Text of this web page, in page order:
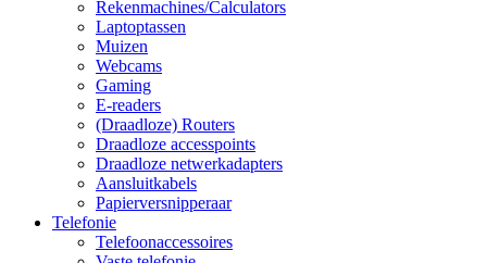
Rekenmachines/Calculators
Laptoptassen
Muizen
Webcams
Gaming
E-readers
(Draadloze) Routers
Draadloze accesspoints
Draadloze netwerkadapters
Aansluitkabels
Papierversnipperaar
Telefonie
Telefoonaccessoires